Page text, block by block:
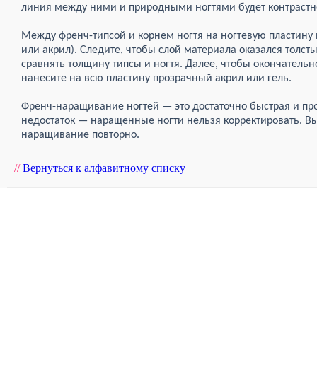
линия между ними и природными ногтями будет
Между френч-типсой и корнем ногтя на ногтевую
или акрил). Следите, чтобы слой материала оказался
сравнять толщину типсы и ногтя. Далее, чтобы
нанесите на всю пластину прозрачный акрил или гель.
Френч-наращивание ногтей — это достаточно быстрая и
недостаток — наращенные ногти нельзя корректировать.
наращивание повторно.
//Вернуться к алфавитному списку